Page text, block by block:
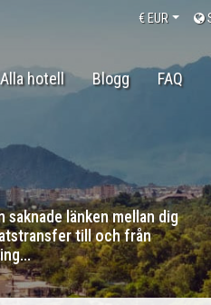
€ EUR
Alla hotell Blogg FAQ
länken mellan dig
till och från